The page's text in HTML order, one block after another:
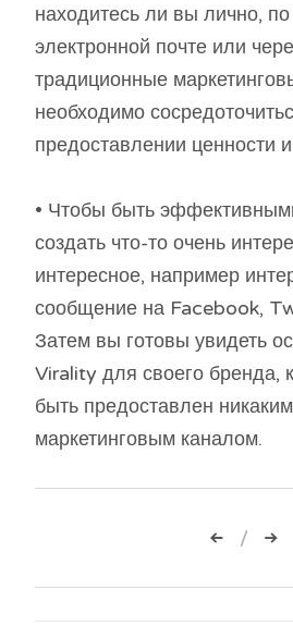
находитесь ли вы лично,
электронной почте или
традиционные
необходимо
предоставлении ценности
• Чтобы быть
создать что-то очень
интересное, например
сообщение на Facebook,
Затем вы готовы увидеть
Virality для своего бренда,
быть предоставлен
маркетинговым каналом.
Навигация
по